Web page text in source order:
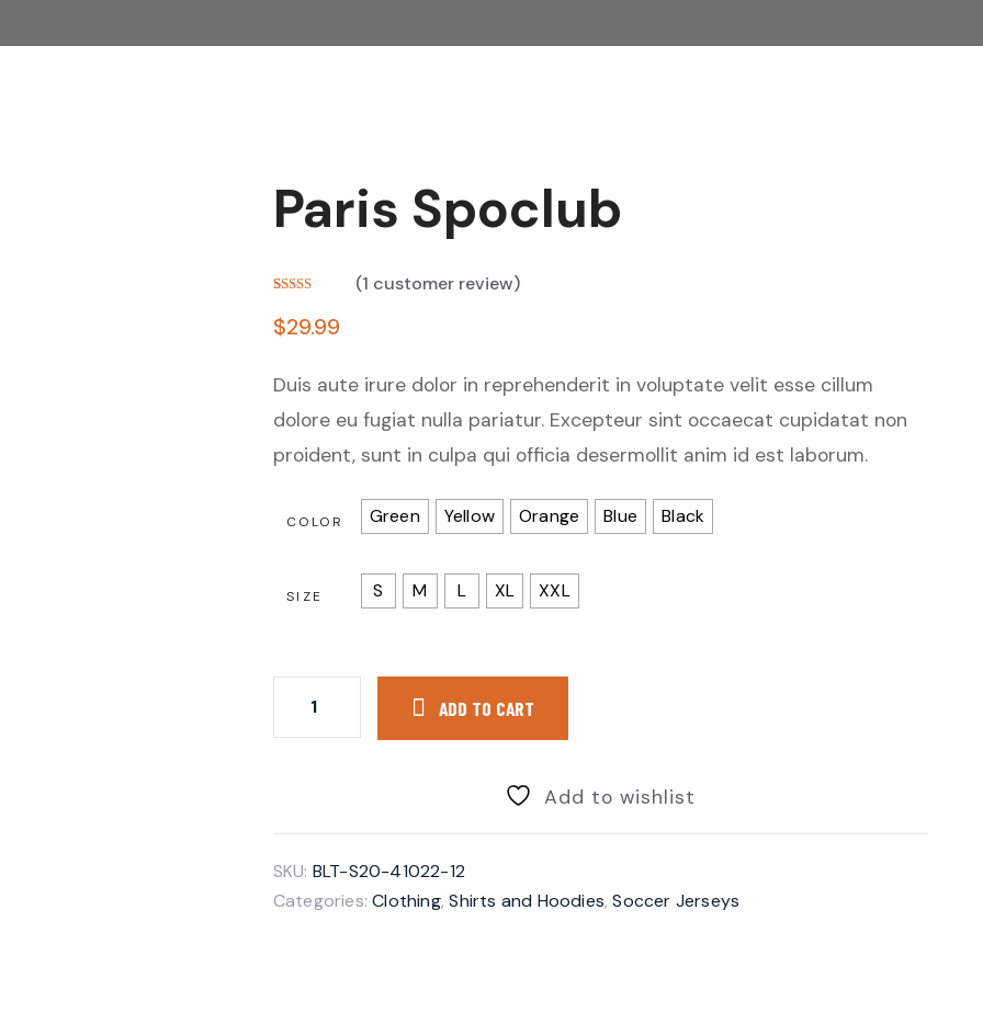
Paris Spoclub
out of 5
based on
(1 customer review)
$29.99
Duis aute irure dolor in reprehenderit in voluptate velit esse cillum
dolore eu fugiat nulla pariatur. Excepteur sint occaecat cupidatat non
proident, sunt in culpa qui officia desermollit anim id est laborum.
COLOR Green Yellow Orange Blue Black
SIZE S M L XL XXL
ADD TO CART
Add to wishlist
SKU: BLT-S20-41022-12
Categories:Clothing,Shirts and Hoodies,Soccer Jerseys